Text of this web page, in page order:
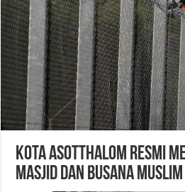
Kota Asotthalom Resmi
Masjid dan Busana Muslim